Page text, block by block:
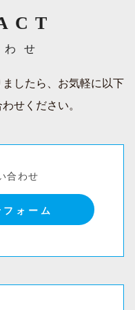
せ
したら、 お気軽に以下
せください。
合わせ
ォーム